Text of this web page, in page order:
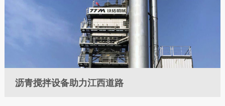
沥青搅拌设备助力江西道路
